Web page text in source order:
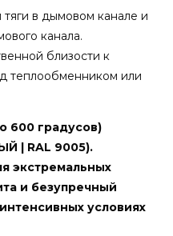
тяги в дымовом канале и
канала.
близости к
теплообменником или
600 градусов)
| RAL 9005).
экстремальных
и безупречный
условиях